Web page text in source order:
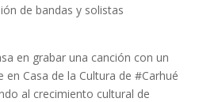
de bandas y solistas
en grabar una canción con un
en Casa de la Cultura de #Carhué
al crecimiento cultural de